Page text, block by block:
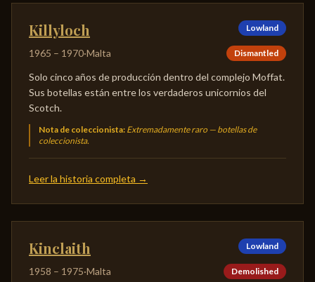
Killyloch Lowland
1965 – 1970·Malta Dismantled
Solo cinco años de producción dentro del complejo Moffat.
Sus botellas están entre los verdaderos unicornios del
Scotch.
Nota de coleccionista: Extremadamente raro — botellas de
coleccionista.
Leer la historia completa →
Kinclaith Lowland
1958 – 1975·Malta Demolished